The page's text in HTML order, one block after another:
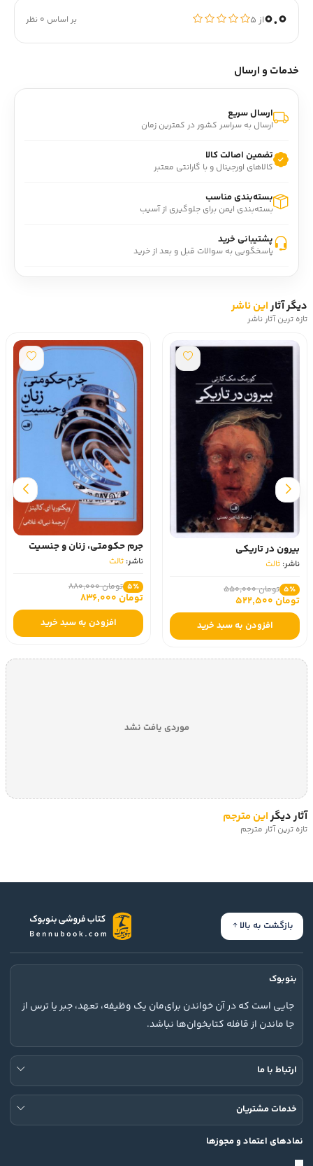
0.0از ۵ بر اساس 0 نظر
خدمات و ارسال
ارسال سریع
ارسال به سراسر کشور در کمترین زمان
تضمین اصالت کالا
کالاهای اورجینال و با گارانتی معتبر
بسته‌بندی مناسب
بسته‌بندی ایمن برای جلوگیری از آسیب
پشتیبانی خرید
پاسخگویی به سوالات قبل و بعد از خرید
دیگر آثاراین ناشر
تازه ترین آثار ناشر
بیرون در تاریکی
ناشر: ثالث
5٪ تومان 550,000
تومان 522,500
افزودن به سبد خرید
جرم حکومتی، زنان و جنسیت
ناشر: ثالث
5٪ تومان 880,000
تومان 836,000
افزودن به سبد خرید
موردی یافت نشد
آثار دیگراین مترجم
تازه ترین آثار مترجم
بازگشت به بالا
بنوبوک
جایی است که در آن خواندن برای‌مان یک وظیفه، تعهد، جبر یا ترس از
جا ماندن از قافله کتابخوان‌ها نباشد.
ارتباط با ما
خدمات مشتریان
نمادهای اعتماد و مجوزها